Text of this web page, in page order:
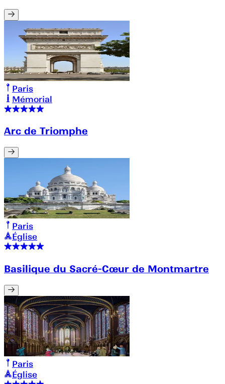
Paris
Mémorial
Arc de Triomphe
Paris
Église
Basilique du Sacré-Cœur de Montmartre
Paris
Église